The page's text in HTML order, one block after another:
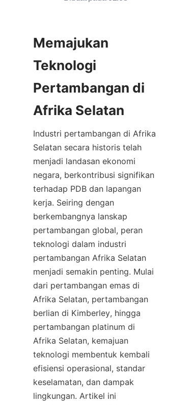
Memajukan
Teknologi
Pertambangan di
Industri pertambangan di Afrika
Selatan secara historis telah
menjadi landasan ekonomi
negara, berkontribusi signifikan
terhadap PDB dan lapangan
kerja. Seiring dengan
berkembangnya lanskap
pertambangan global, peran
teknologi dalam industri
pertambangan Afrika Selatan
menjadi semakin penting. Mulai
dari pertambangan emas di
Afrika Selatan, pertambangan
berlian di Kimberley, hingga
pertambangan platinum di
Afrika Selatan, kemajuan
teknologi membentuk kembali
efisiensi operasional, standar
keselamatan, dan dampak
lingkungan. Artikel ini